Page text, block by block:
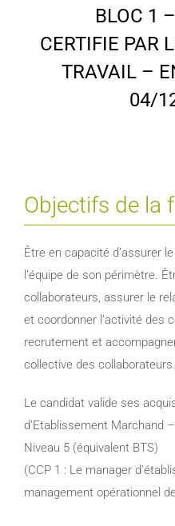
BLOC 1
CERTIFIE PAR
TRAVAIL –
04/
Objectifs de la
Être en capacité d’assurer
l’équipe de son périmètre.
collaborateurs, assurer le
et coordonner l’activité des
recrutement et
collective des collaborateurs.
Le candidat valide ses
d’Etablissement Marchand
Niveau 5 (équivalent BTS)
(CCP 1 : Le manager
management opérationnel